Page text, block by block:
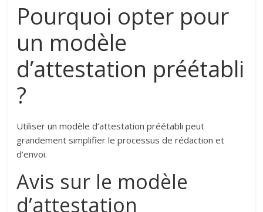
Pourquoi opter pour
un modèle
d’attestation préétabli
?
Utiliser un modèle d’attestation préétabli peut
grandement simplifier le processus de rédaction et
d’envoi.
Avis sur le modèle
d’attestation